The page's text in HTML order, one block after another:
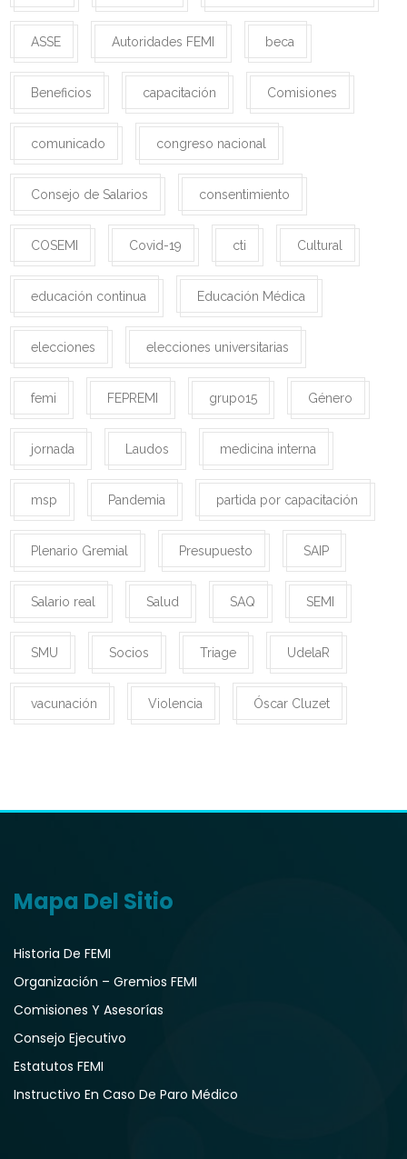
ASSE Autoridades FEMI beca
Beneficios capacitación Comisiones
comunicado congreso nacional
Consejo de Salarios consentimiento
COSEMI Covid-19 cti Cultural
educación continua Educación Médica
elecciones elecciones universitarias
femi FEPREMI grupo15 Género
jornada Laudos medicina interna
msp Pandemia partida por capacitación
Plenario Gremial Presupuesto SAIP
Salario real Salud SAQ SEMI
SMU Socios Triage UdelaR
vacunación Violencia Óscar Cluzet
Mapa Del Sitio
Historia De FEMI
Organización – Gremios FEMI
Comisiones Y Asesorías
Consejo Ejecutivo
Estatutos FEMI
Instructivo En Caso De Paro Médico